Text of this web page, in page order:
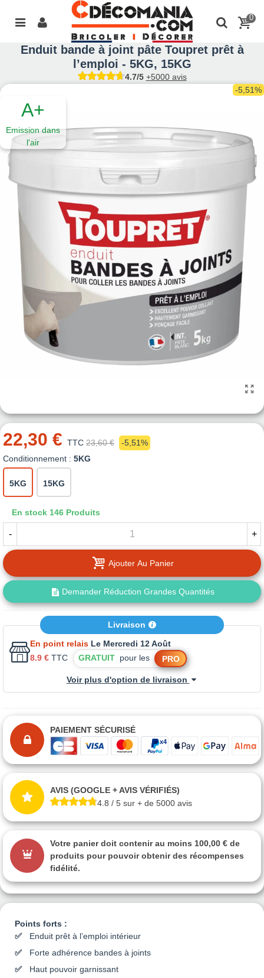
0
Enduit bande à joint pâte Toupret prêt à
l’emploi - 5KG, 15KG
4.7/5 +5000 avis
A+
Emission dans
l'air
-5,51%
Points forts :
Enduit prêt à l’emploi intérieur
Forte adhérence bandes à joints
Haut pouvoir garnissant
22,30 € TTC 23,60 €
-5,51%
Conditionnement : 5KG
5KG 15KG
En stock 146 Produits
- +
Ajouter Au Panier
Demander Réduction Grandes Quantités
Livraison
En point relais Le Mercredi 12 Août
8.9 € TTC GRATUIT pour les PRO
Voir plus d'option de livraison
PAIEMENT SÉCURISÉ
AVIS (GOOGLE + AVIS VÉRIFIÉS)
4.8 / 5 sur + de 5000 avis
Votre panier doit contenir au moins 100,00 € de
produits pour pouvoir obtenir des récompenses
fidélité.